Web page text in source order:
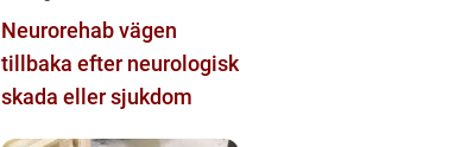
Neurorehab vägen
tillbaka efter neurologisk
skada eller sjukdom